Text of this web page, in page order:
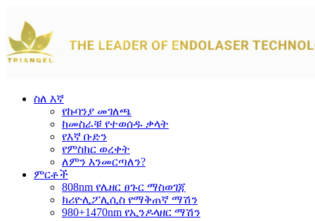
ስለ እኛ
የኩባንያ መገለጫ
ከመስራቹ የተወሰዱ ቃላት
የእኛ ቡድን
የምስክር ወረቀት
ለምን እንመርጣለን?
ምርቶች
808nm የሌዘር ፀጉር ማስወገጃ
ክሪዮሊፖሊሲስ የማቅጠኛ ማሽን
980+1470nm የኢንዶላዘር ማሽን